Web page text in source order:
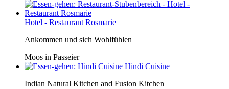
Hotel - Restaurant Rosmarie
Ankommen und sich Wohlfühlen
Moos in Passeier
Hindi Cuisine
Indian Natural Kitchen and Fusion Kitchen